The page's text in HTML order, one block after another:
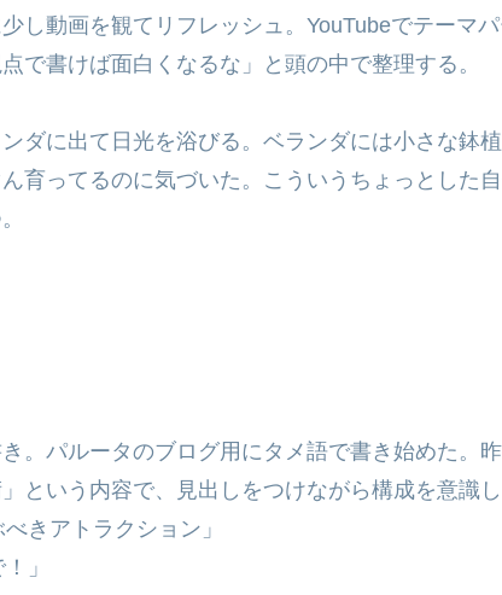
し動画を観てリフレッシュ。YouTubeでテーマ
で書けば面白くなるな」と頭の中で整理する。
ダに出て日光を浴びる。ベランダには小さな鉢
育ってるのに気づいた。こういうちょっとした
。パルータのブログ用にタメ語で書き始めた。
という内容で、見出しをつけながら構成を意識し
きアトラクション」
」